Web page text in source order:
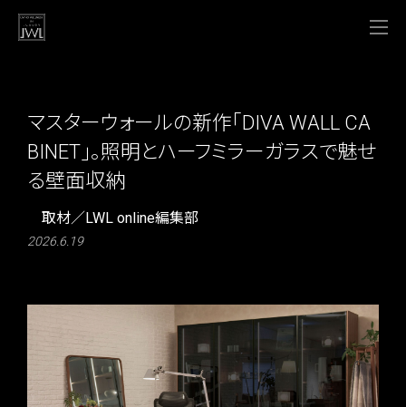
マスターウォールの新作「DIVA WALL CA
BINET」。照明とハーフミラーガラスで魅せ
る壁面収納
取材／LWL online編集部
2026.6.19